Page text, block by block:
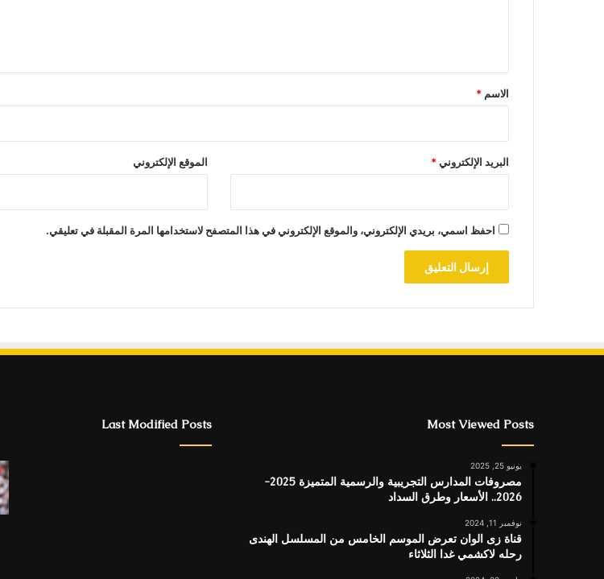
*
الاسم *
البريد الإلكتروني* الموقع الإلكتروني
احفظ اسمي، بريدي الإلكتروني، والموقع الإلكتروني في هذا المتصفح لاستخدامها المرة المقبلة في تعليقي.
Most Viewed Posts
يونيو 25, 2025
مصروفات المدارس التجريبية والرسمية المتميزة 2025-
2026.. الأسعار وطرق السداد
نوفمبر 11, 2024
قناة زى الوان تعرض الموسم الخامس من المسلسل الهندى
رحله لاكشمي غدا الثلاثاء
Last Modified Posts